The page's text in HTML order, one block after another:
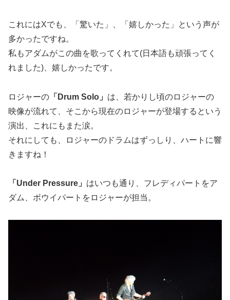
これにはXでも、「驚いた」、「嬉しかった」という声が
多かったですね。
私もアダムがこの曲を歌ってくれて(日本語も頑張ってく
れました)、嬉しかったです。
ロジャーの 「Drum Solo」 は、若かりし頃のロジャーの
映像が流れて、そこから現在のロジャーが登場するという
演出、これにもまた涙。
それにしても、ロジャーのドラムはずっしり、ハートに響
きますね！
「Under Pressure」 はいつも通り、フレディパートをア
ダム、ボウイパートをロジャーが担当。